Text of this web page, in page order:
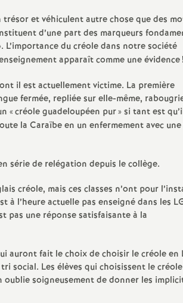
trésor et véhiculent autre chose que des
d’une part des marqueurs
L’importance du créole dans notre société
apparaît comme une évidence!
il est actuellement victime. La première
fermée, repliée sur elle-même,
«créole guadeloupéen pur» si tant est
la Caraïbe en un enfermement avec une
série de relégation depuis le collège.
créole, mais ces classes n’ont pour
à l’heure actuelle pas enseigné dans les
pas une réponse satisfaisante à la
auront fait le choix de choisir le créole en
social. Les élèves qui choisissent le
oublie soigneusement de donner les